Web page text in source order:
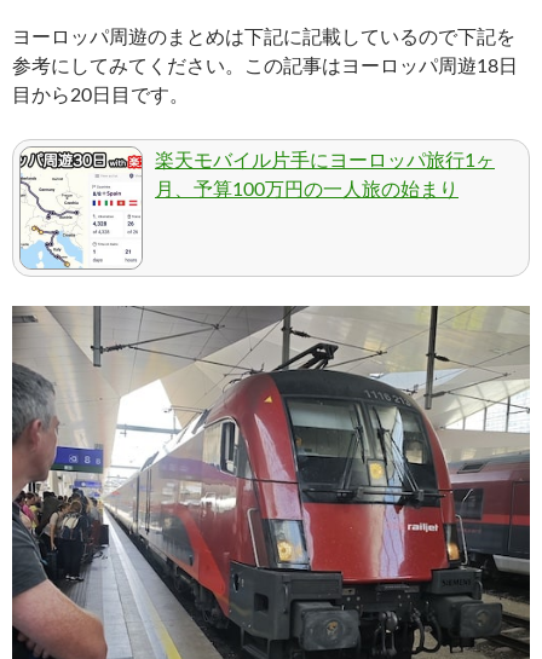
ヨーロッパ周遊のまとめは下記に記載しているので下記を
参考にしてみてください。この記事はヨーロッパ周遊18日
目から20日目です。
楽天モバイル片手にヨーロッパ旅行1ヶ
月、予算100万円の一人旅の始まり